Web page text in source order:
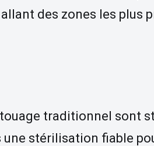
des zones les plus
traditionnel sont
stérilisation fiable